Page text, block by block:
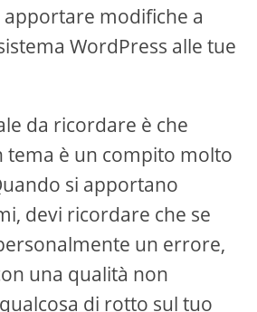
modifiche a
WordPress alle tue
da ricordare è che
tema è un compito molto
si apportano
devi ricordare che se
un errore,
una qualità non
di rotto sul tuo